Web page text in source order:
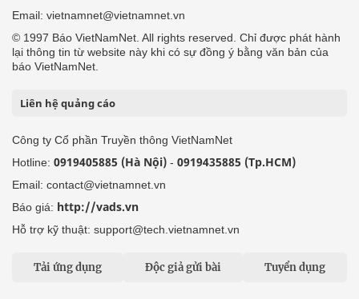
Email: vietnamnet@vietnamnet.vn
© 1997 Báo VietNamNet. All rights reserved. Chỉ được phát hành
lại thông tin từ website này khi có sự đồng ý bằng văn bản của
báo VietNamNet.
Liên hệ quảng cáo
Công ty Cổ phần Truyền thông VietNamNet
Hotline: 0919405885 (Hà Nội) - 0919435885 (Tp.HCM)
Email: contact@vietnamnet.vn
Báo giá: http://vads.vn
Hỗ trợ kỹ thuật: support@tech.vietnamnet.vn
Tải ứng dụng Độc giả gửi bài Tuyển dụng